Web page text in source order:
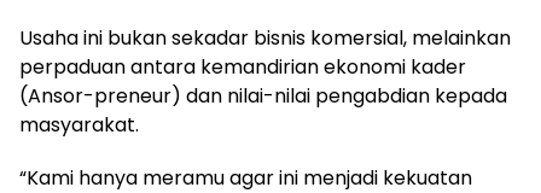
Usaha ini bukan sekadar bisnis komersial, melainkan
perpaduan antara kemandirian ekonomi kader
(Ansor-preneur) dan nilai-nilai pengabdian kepada
masyarakat.
“Kami hanya meramu agar ini menjadi kekuatan